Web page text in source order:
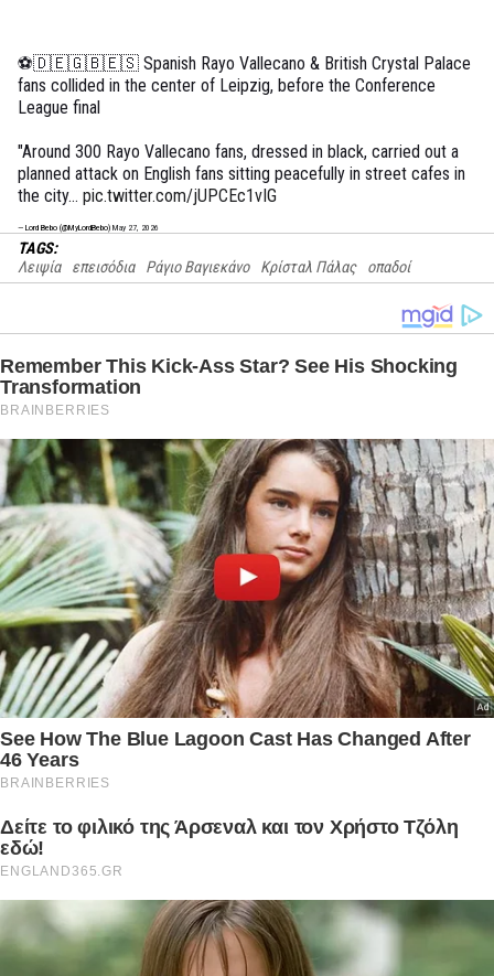
⚽️🇩🇪🇬🇧🇪🇸 Spanish Rayo Vallecano & British Crystal Palace
fans collided in the center of Leipzig, before the Conference
League final
"Around 300 Rayo Vallecano fans, dressed in black, carried out a
planned attack on English fans sitting peacefully in street cafes in
the city… pic.twitter.com/jUPCEc1vIG
— Lord Bebo (@MyLordBebo) May 27, 2026
TAGS:
Λειψία
επεισόδια Ράγιο Βαγιεκάνο Κρίσταλ Πάλας οπαδοί